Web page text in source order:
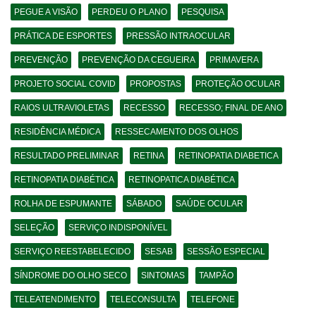
PEGUE A VISÃO PERDEU O PLANO PESQUISA
PRÁTICA DE ESPORTES PRESSÃO INTRAOCULAR
PREVENÇÃO PREVENÇÃO DA CEGUEIRA PRIMAVERA
PROJETO SOCIAL COVID PROPOSTAS PROTEÇÃO OCULAR
RAIOS ULTRAVIOLETAS RECESSO RECESSO; FINAL DE ANO
RESIDÊNCIA MÉDICA RESSECAMENTO DOS OLHOS
RESULTADO PRELIMINAR RETINA RETINOPATIA DIABETICA
RETINOPATIA DIABÉTICA RETINOPATICA DIABÉTICA
ROLHA DE ESPUMANTE SÁBADO SAÚDE OCULAR
SELEÇÃO SERVIÇO INDISPONÍVEL
SERVIÇO REESTABELECIDO SESAB SESSÃO ESPECIAL
SÍNDROME DO OLHO SECO SINTOMAS TAMPÃO
TELEATENDIMENTO TELECONSULTA TELEFONE